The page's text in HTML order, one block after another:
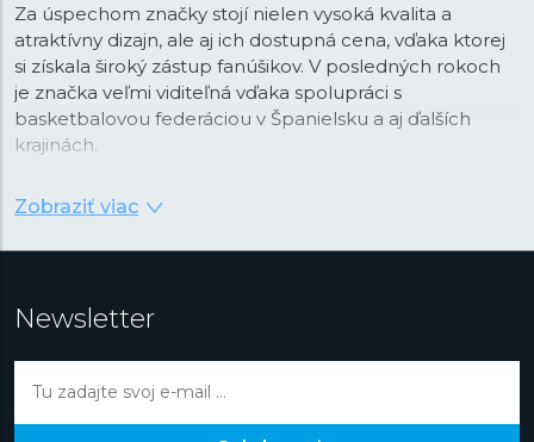
Za úspechom značky stojí nielen vysoká kvalita a
atraktívny dizajn, ale aj ich dostupná cena, vďaka ktorej
si získala široký zástup fanúšikov. V posledných rokoch
je značka veľmi viditeľná vďaka spolupráci s
basketbalovou federáciou v Španielsku a aj ďalších
krajinách.
kus cesty a získala povesť kvalitného výrobcu hodiniek.
rozhodla preskúmať aj vody inteligentných hodiniek. So
nielen mladú generáciu, ale je populárna hlavne u
športovo založených ľudí. Technológie, ktoré hodinky
Zobraziť viac
Newsletter